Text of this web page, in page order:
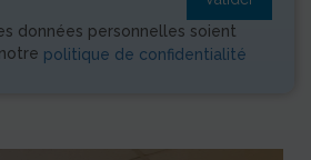
données personnelles soient
politique de confidentialité